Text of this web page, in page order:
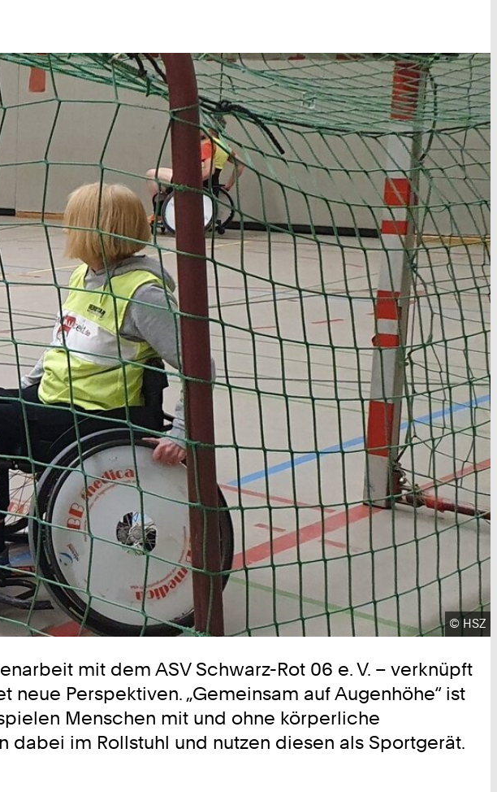
© HSZ
mit dem ASV Schwarz-Rot 06 e. V. – verknüpft
Perspektiven. „Gemeinsam auf Augenhöhe“ ist
Menschen mit und ohne körperliche
im Rollstuhl und nutzen diesen als Sportgerät.